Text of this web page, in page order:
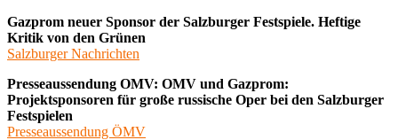
Gazprom neuer Sponsor der Salzburger Festspiele. Heftige
Kritik von den Grünen
Salzburger Nachrichten
Presseaussendung OMV: OMV und Gazprom:
Projektsponsoren für große russische Oper bei den Salzburger
Festspielen
Presseaussendung ÖMV